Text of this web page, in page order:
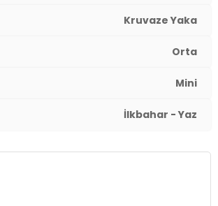
Kruvaze Yaka
Orta
Mini
İlkbahar - Yaz